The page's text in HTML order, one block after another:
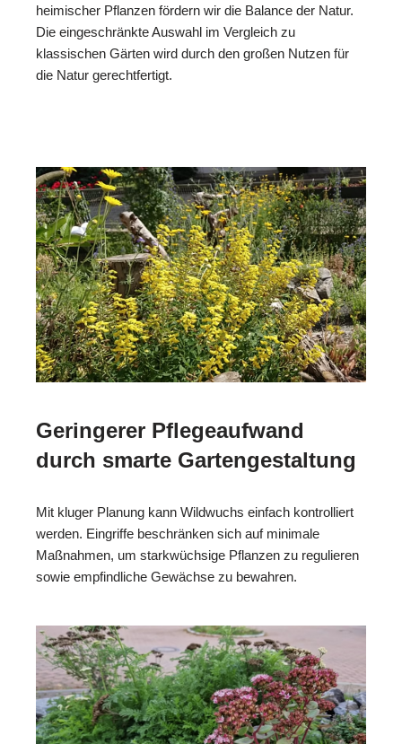
heimischer Pflanzen fördern wir die Balance der Natur.
Die eingeschränkte Auswahl im Vergleich zu
klassischen Gärten wird durch den großen Nutzen für
die Natur gerechtfertigt.
Geringerer Pflegeaufwand
durch smarte Gartengestaltung
Mit kluger Planung kann Wildwuchs einfach kontrolliert
werden. Eingriffe beschränken sich auf minimale
Maßnahmen, um starkwüchsige Pflanzen zu regulieren
sowie empfindliche Gewächse zu bewahren.